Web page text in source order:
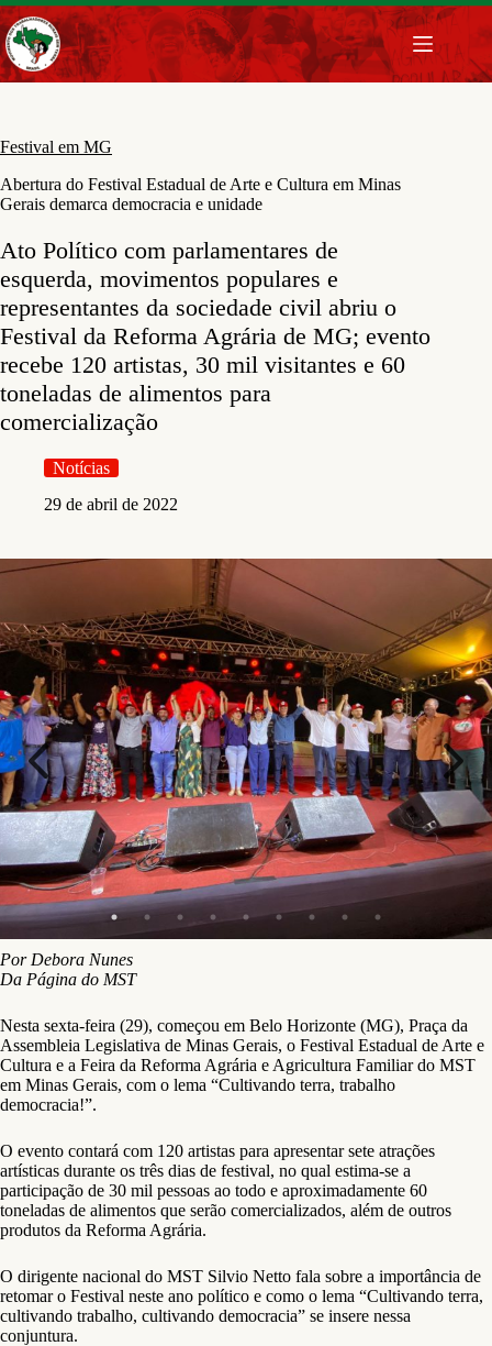
Pular
para
o
conteúdo
Festival em MG
Abertura do Festival Estadual de Arte e Cultura em Minas
Gerais demarca democracia e unidade
Ato Político com parlamentares de
esquerda, movimentos populares e
representantes da sociedade civil abriu o
Festival da Reforma Agrária de MG; evento
recebe 120 artistas, 30 mil visitantes e 60
toneladas de alimentos para
comercialização
Notícias
29 de abril de 2022
Por Debora Nunes
Da Página do MST
Nesta sexta-feira (29), começou em Belo Horizonte (MG), Praça da
Assembleia Legislativa de Minas Gerais, o Festival Estadual de Arte e
Cultura e a Feira da Reforma Agrária e Agricultura Familiar do MST
em Minas Gerais, com o lema “Cultivando terra, trabalho
democracia!”.
O evento contará com 120 artistas para apresentar sete atrações
artísticas durante os três dias de festival, no qual estima-se a
participação de 30 mil pessoas ao todo e aproximadamente 60
toneladas de alimentos que serão comercializados, além de outros
produtos da Reforma Agrária.
O dirigente nacional do MST Silvio Netto fala sobre a importância de
retomar o Festival neste ano político e como o lema “Cultivando terra,
cultivando trabalho, cultivando democracia” se insere nessa
conjuntura.